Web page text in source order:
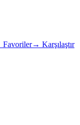
Favoriler→ Karşılaştır